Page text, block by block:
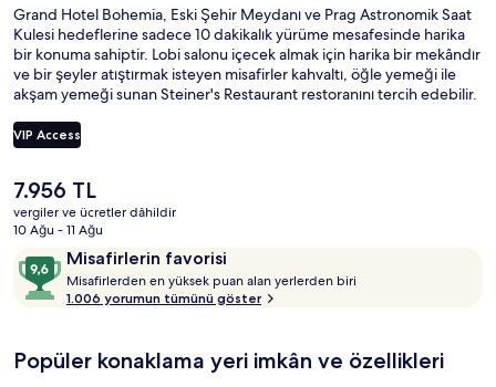
Grand Hotel Bohemia, Eski Şehir Meydanı ve Prag Astronomik Saat
Kulesi hedeflerine sadece 10 dakikalık yürüme mesafesinde harika
bir konuma sahiptir. Lobi salonu içecek almak için harika bir mekândır
ve bir şeyler atıştırmak isteyen misafirler kahvaltı, öğle yemeği ile
akşam yemeği sunan Steiner's Restaurant restoranını tercih edebilir.
hedeflerine sadece 5 dakikalık sürüş mesafesindedir. Yardıma hazır
personel ve konaklama yerinin genel durumu misafirlerden tam not
dakikalık ve Dlouhá třída Durağı 4 dakikalık yürüme mesafesinde
bulunur.
VIP Access
Şu
anki
fiyat
7.956 TL
vergiler ve ücretler dâhildir
10 Ağu - 11 Ağu
YorumlarMisafirlerin favorisi
10
üzerinden
9,6,
favorisi
Misafirlerden en yüksek puan alan yerlerden biri
f
1.006 yorumun tümünü göster
Popüler konaklama yeri imkân ve özellikleri